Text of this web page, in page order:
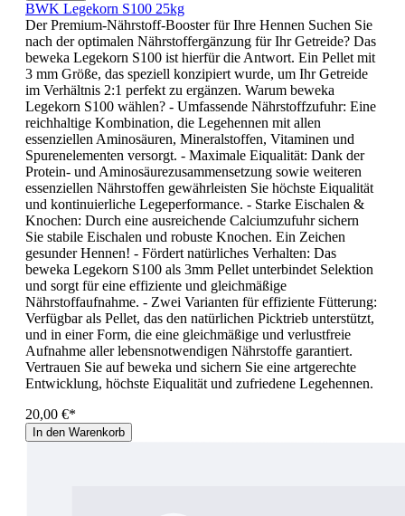
BWK Legekorn S100 25kg
Der Premium-Nährstoff-Booster für Ihre Hennen Suchen Sie
nach der optimalen Nährstoffergänzung für Ihr Getreide? Das
beweka Legekorn S100 ist hierfür die Antwort. Ein Pellet mit
3 mm Größe, das speziell konzipiert wurde, um Ihr Getreide
im Verhältnis 2:1 perfekt zu ergänzen. Warum beweka
Legekorn S100 wählen? - Umfassende Nährstoffzufuhr: Eine
reichhaltige Kombination, die Legehennen mit allen
essenziellen Aminosäuren, Mineralstoffen, Vitaminen und
Spurenelementen versorgt. - Maximale Eiqualität: Dank der
Protein- und Aminosäurezusammensetzung sowie weiteren
essenziellen Nährstoffen gewährleisten Sie höchste Eiqualität
und kontinuierliche Legeperformance. - Starke Eischalen &
Knochen: Durch eine ausreichende Calciumzufuhr sichern
Sie stabile Eischalen und robuste Knochen. Ein Zeichen
gesunder Hennen! - Fördert natürliches Verhalten: Das
beweka Legekorn S100 als 3mm Pellet unterbindet Selektion
und sorgt für eine effiziente und gleichmäßige
Nährstoffaufnahme. - Zwei Varianten für effiziente Fütterung:
Verfügbar als Pellet, das den natürlichen Picktrieb unterstützt,
und in einer Form, die eine gleichmäßige und verlustfreie
Aufnahme aller lebensnotwendigen Nährstoffe garantiert.
Vertrauen Sie auf beweka und sichern Sie eine artgerechte
Entwicklung, höchste Eiqualität und zufriedene Legehennen.
20,00 €*
In den Warenkorb